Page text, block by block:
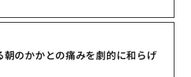
朝のかかとの痛みを劇的に和らげ